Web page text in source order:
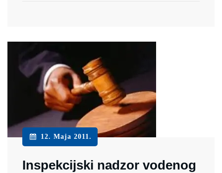
12. Maja 2011.
Inspekcijski nadzor vodenog